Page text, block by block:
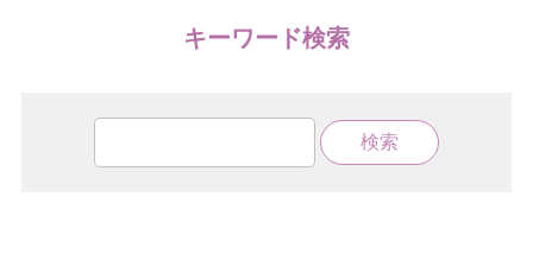
キーワード検索